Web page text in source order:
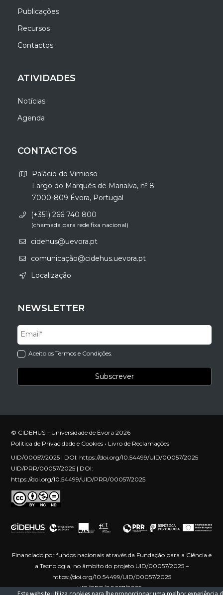
Publicações
Recursos
Contactos
ATIVIDADES
Notícias
Agenda
CONTACTOS
Palácio do Vimioso
Largo do Marquês de Marialva, nº 8
7000-809 Évora, Portugal
(+351) 266 740 800
(chamada para rede fixa nacional)
cidehus@uevora.pt
comunicação@cidehus.uevora.pt
Localização
NEWSLETTER
Aceito os Termos e Condições.
© CIDEHUS – Universidade de Évora 2026
Política de Privacidade e Cookies • Livro de Reclamações
UID/00057/2025 | DOI: https://doi.org/10.54499/UID/00057/2025
UID/PRR/00057/2025 | DOI:
https://doi.org/10.54499/UID/PRR/00057/2025
Financiado por fundos nacionais através da Fundação para a Ciência e
a Tecnologia, no âmbito do projeto UID/00057/2025 –
https://doi.org/10.54499/UID/00057/2025
UID/PRR/00057/2025 –